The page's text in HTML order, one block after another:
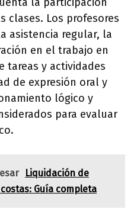
clases. Los profesores
asistencia regular, la
en el trabajo en
tareas y actividades
de expresión oral y
lógico y
para evaluar
Liquidación de
Guía completa